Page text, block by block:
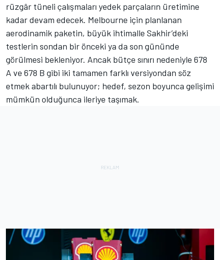
rüzgâr tüneli çalışmaları yedek parçaların üretimine
kadar devam edecek. Melbourne için planlanan
aerodinamik paketin, büyük ihtimalle Sakhir’deki
testlerin sondan bir önceki ya da son gününde
görülmesi bekleniyor. Ancak bütçe sınırı nedeniyle 678
A ve 678 B gibi iki tamamen farklı versiyondan söz
etmek abartılı bulunuyor; hedef, sezon boyunca gelişimi
mümkün olduğunca ileriye taşımak.